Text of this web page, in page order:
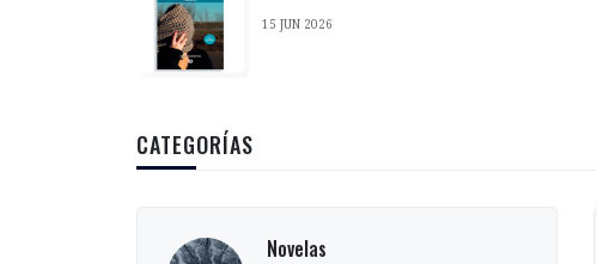
15 JUN 2026
CATEGORÍAS
‎ Novelas